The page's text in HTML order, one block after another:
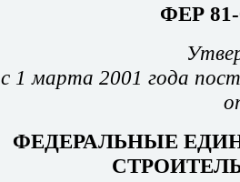
ФЕР 81-
с 1 марта 2001 года
ФЕДЕРАЛЬНЫЕ